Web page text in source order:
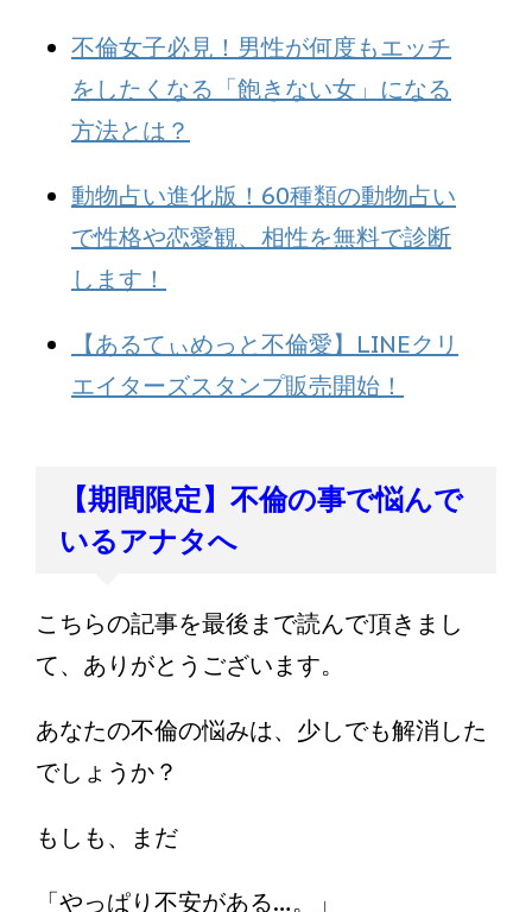
不倫女子必見！男性が何度もエッチ
をしたくなる「飽きない女」になる
方法とは？
動物占い進化版！60種類の動物占い
で性格や恋愛観、相性を無料で診断
します！
【あるてぃめっと不倫愛】LINEクリ
エイターズスタンプ販売開始！
【期間限定】不倫の事で悩んで
いるアナタへ
こちらの記事を最後まで読んで頂きまし
て、ありがとうございます。
あなたの不倫の悩みは、少しでも解消した
でしょうか？
もしも、まだ
「やっぱり不安がある…。」